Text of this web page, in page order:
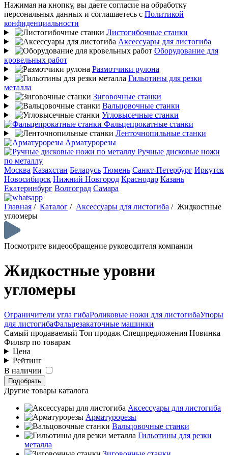
Нажимая на кнопку, вы даете согласие на обработку
персональных данных и соглашаетесь с Политикой
конфиденциальности
Листогибочные станки
Аксессуары для листогиба
Оборудование для
кровельных работ
Размотчики рулона
Гильотины для резки
металла
Зиговочные станки
Вальцовочные станки
Угловысечные станки
Фальцепрокатные станки
Ленточнопильные станки
Арматурорезы
Ручные дисковые ножи
по металлу
Москва Казахстан Беларусь Тюмень Санкт-Петербург Иркутск
Новосибирск Нижний Новгород Краснодар Казань
Екатеринбург Волгоград Самара
Главная / Каталог / Аксессуары для листогиба / Жидкостные
угломеры
Посмотрите видеообращение руководителя компании
Жидкостные уровни
угломеры
Ограничители угла гибаРоликовые ножи для листогибаУпоры
для листогибаФальцезакаточные машинки
Самый продаваемый Топ продаж Спецпредложения Новинка
Фильтр по товарам
Цена
Рейтинг
В наличии
Подобрать
Другие товары каталога
Аксессуары для листогиба
Арматурорезы
Вальцовочные станки
Гильотины для резки
металла